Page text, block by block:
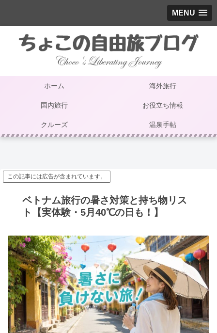
MENU
ホーム 海外旅行
国内旅行 お役立ち情報
クルーズ 温泉手帖
この記事には広告が含まれています。
ベトナム旅行の暑さ対策と持ち物リス
ト【実体験・5月40℃の日も！】